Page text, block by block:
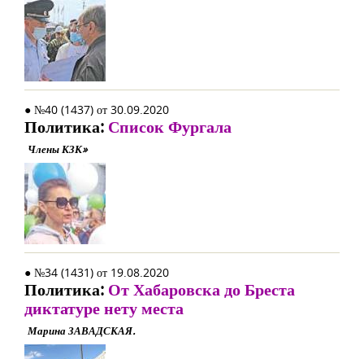
● №40 (1437) от 30.09.2020
Политика: Список Фургала
Члены КЗК»
● №34 (1431) от 19.08.2020
Политика: От Хабаровска до Бреста
диктатуре нету места
Марина ЗАВАДСКАЯ.